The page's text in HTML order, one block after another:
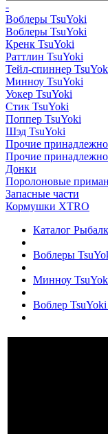
-
Воблеры TsuYoki
Воблеры TsuYoki
Кренк TsuYoki
Раттлин TsuYoki
Тейл-спиннер
Минноу TsuYoki
Уокер TsuYoki
Стик TsuYoki
Поппер TsuYoki
Шэд TsuYoki
Прочие
Прочие
Донки
Поролоновые
Запасные части
Кормушки XTRO
Каталог
Воблеры
Минноу
Воблер